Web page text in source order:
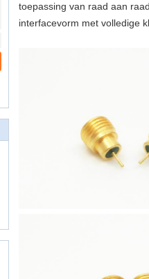
toepassing van raad aan
interfacevorm met